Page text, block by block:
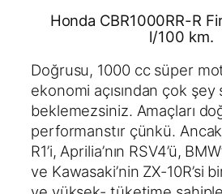
Honda CBR1000RR-R
l/100 km.
Doğrusu, 1000 cc süper
ekonomi açısından çok şey
beklemezsiniz. Amaçları
performanstır çünkü. Ancak
R1’i, Aprilia’nın RSV4’ü,
ve Kawasaki’nin ZX-10R’si